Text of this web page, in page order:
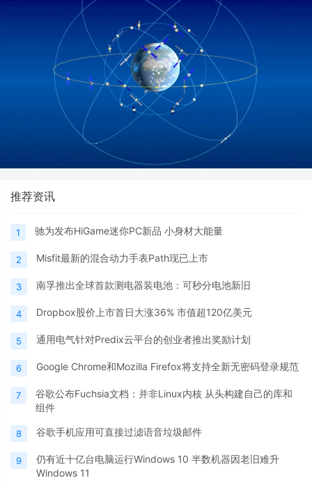
推荐资讯
1 驰为发布HiGame迷你PC新品 小身材大能量
2 Misfit最新的混合动力手表Path现已上市
3 南孚推出全球首款测电器装电池：可秒分电池新旧
4 Dropbox股价上市首日大涨36% 市值超120亿美元
5 通用电气针对Predix云平台的创业者推出奖励计划
6 Google Chrome和Mozilla Firefox将支持全新无密码登录规范
7
谷歌公布Fuchsia文档：并非Linux内核 从头构建自己的库和
组件
8 谷歌手机应用可直接过滤语音垃圾邮件
9
仍有近十亿台电脑运行Windows 10 半数机器因老旧难升
Windows 11